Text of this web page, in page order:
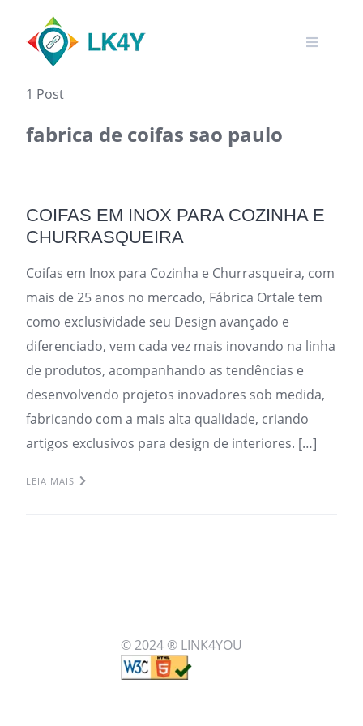
content
1 Post
fabrica de coifas sao paulo
COIFAS EM INOX PARA COZINHA E
CHURRASQUEIRA
Coifas em Inox para Cozinha e Churrasqueira, com
mais de 25 anos no mercado, Fábrica Ortale tem
como exclusividade seu Design avançado e
diferenciado, vem cada vez mais inovando na linha
de produtos, acompanhando as tendências e
desenvolvendo projetos inovadores sob medida,
fabricando com a mais alta qualidade, criando
artigos exclusivos para design de interiores. […]
LEIA MAIS
© 2024 ® LINK4YOU